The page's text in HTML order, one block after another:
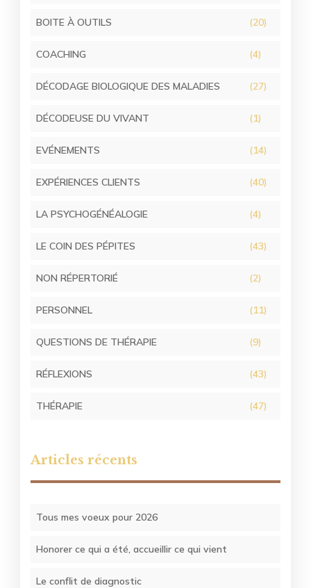
BOITE À OUTILS (20)
COACHING (4)
DÉCODAGE BIOLOGIQUE DES MALADIES (27)
DÉCODEUSE DU VIVANT (1)
EVÉNEMENTS (14)
EXPÉRIENCES CLIENTS (40)
LA PSYCHOGÉNÉALOGIE (4)
LE COIN DES PÉPITES (43)
NON RÉPERTORIÉ (2)
PERSONNEL (11)
QUESTIONS DE THÉRAPIE (9)
RÉFLEXIONS (43)
THÉRAPIE (47)
Articles récents
Tous mes voeux pour 2026
Honorer ce qui a été, accueillir ce qui vient
Le conflit de diagnostic